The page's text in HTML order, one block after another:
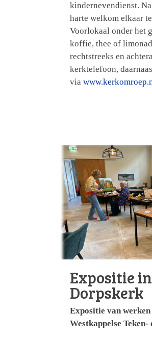
kindernevendienst.
harte welkom elkaar
Voorlokaal onder het
koffie, thee of
rechtstreeks en
kerktelefoon,
via
Expositie
Dorpskerk
Expositie van werken
Westkappelse